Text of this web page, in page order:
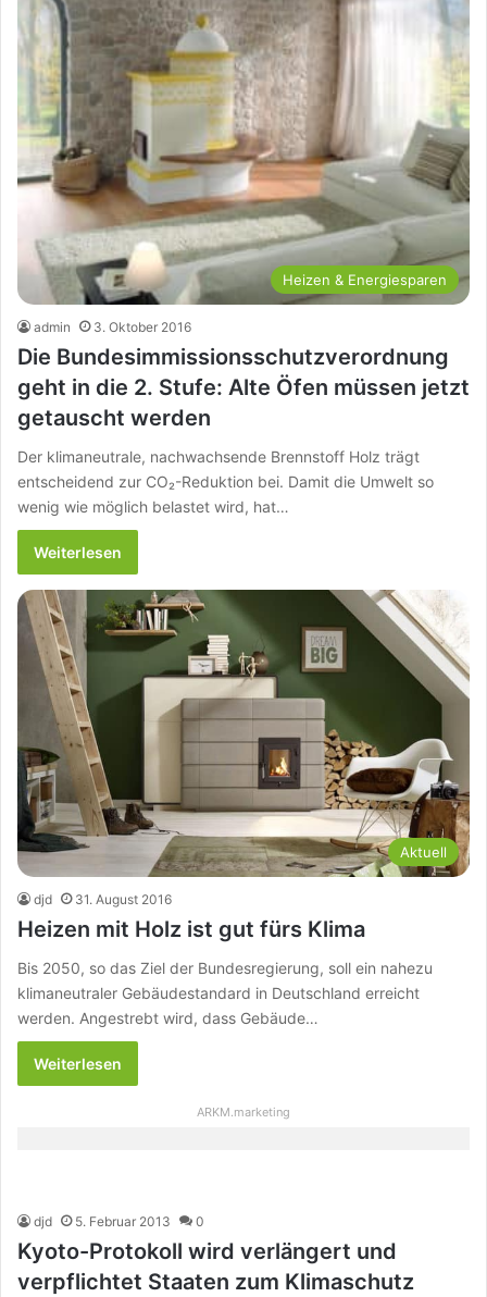
Heizen & Energiesparen
admin 3. Oktober 2016
Die Bundesimmissionsschutzverordnung
geht in die 2. Stufe: Alte Öfen müssen jetzt
getauscht werden
Der klimaneutrale, nachwachsende Brennstoff Holz trägt
entscheidend zur CO₂-Reduktion bei. Damit die Umwelt so
wenig wie möglich belastet wird, hat…
Weiterlesen
Aktuell
djd 31. August 2016
Heizen mit Holz ist gut fürs Klima
Bis 2050, so das Ziel der Bundesregierung, soll ein nahezu
klimaneutraler Gebäudestandard in Deutschland erreicht
werden. Angestrebt wird, dass Gebäude…
Weiterlesen
ARKM.marketing
djd 5. Februar 2013 0
Kyoto-Protokoll wird verlängert und
verpflichtet Staaten zum Klimaschutz